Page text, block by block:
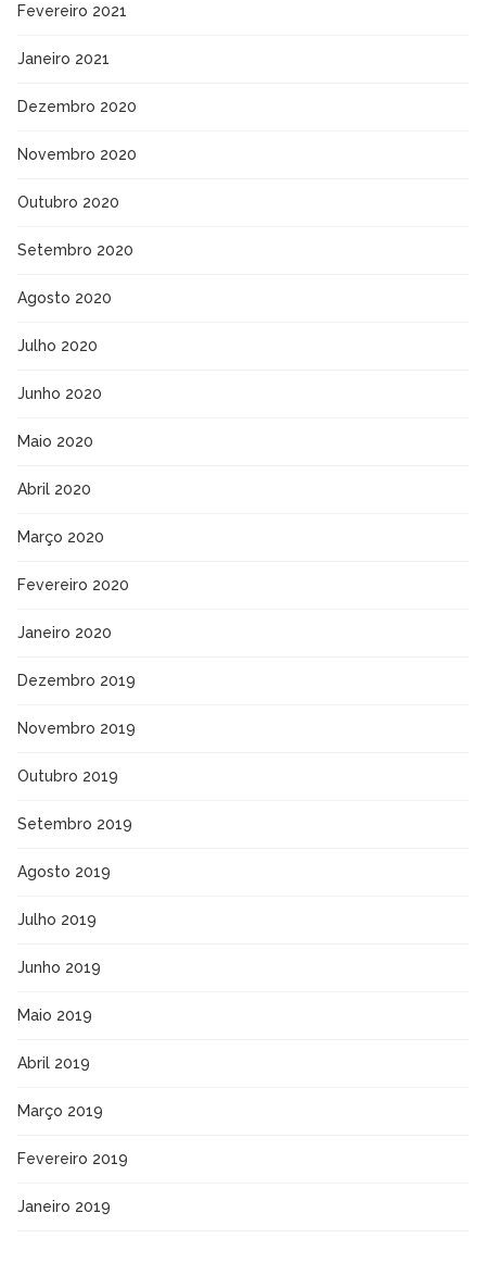
Fevereiro 2021
Janeiro 2021
Dezembro 2020
Novembro 2020
Outubro 2020
Setembro 2020
Agosto 2020
Julho 2020
Junho 2020
Maio 2020
Abril 2020
Março 2020
Fevereiro 2020
Janeiro 2020
Dezembro 2019
Novembro 2019
Outubro 2019
Setembro 2019
Agosto 2019
Julho 2019
Junho 2019
Maio 2019
Abril 2019
Março 2019
Fevereiro 2019
Janeiro 2019